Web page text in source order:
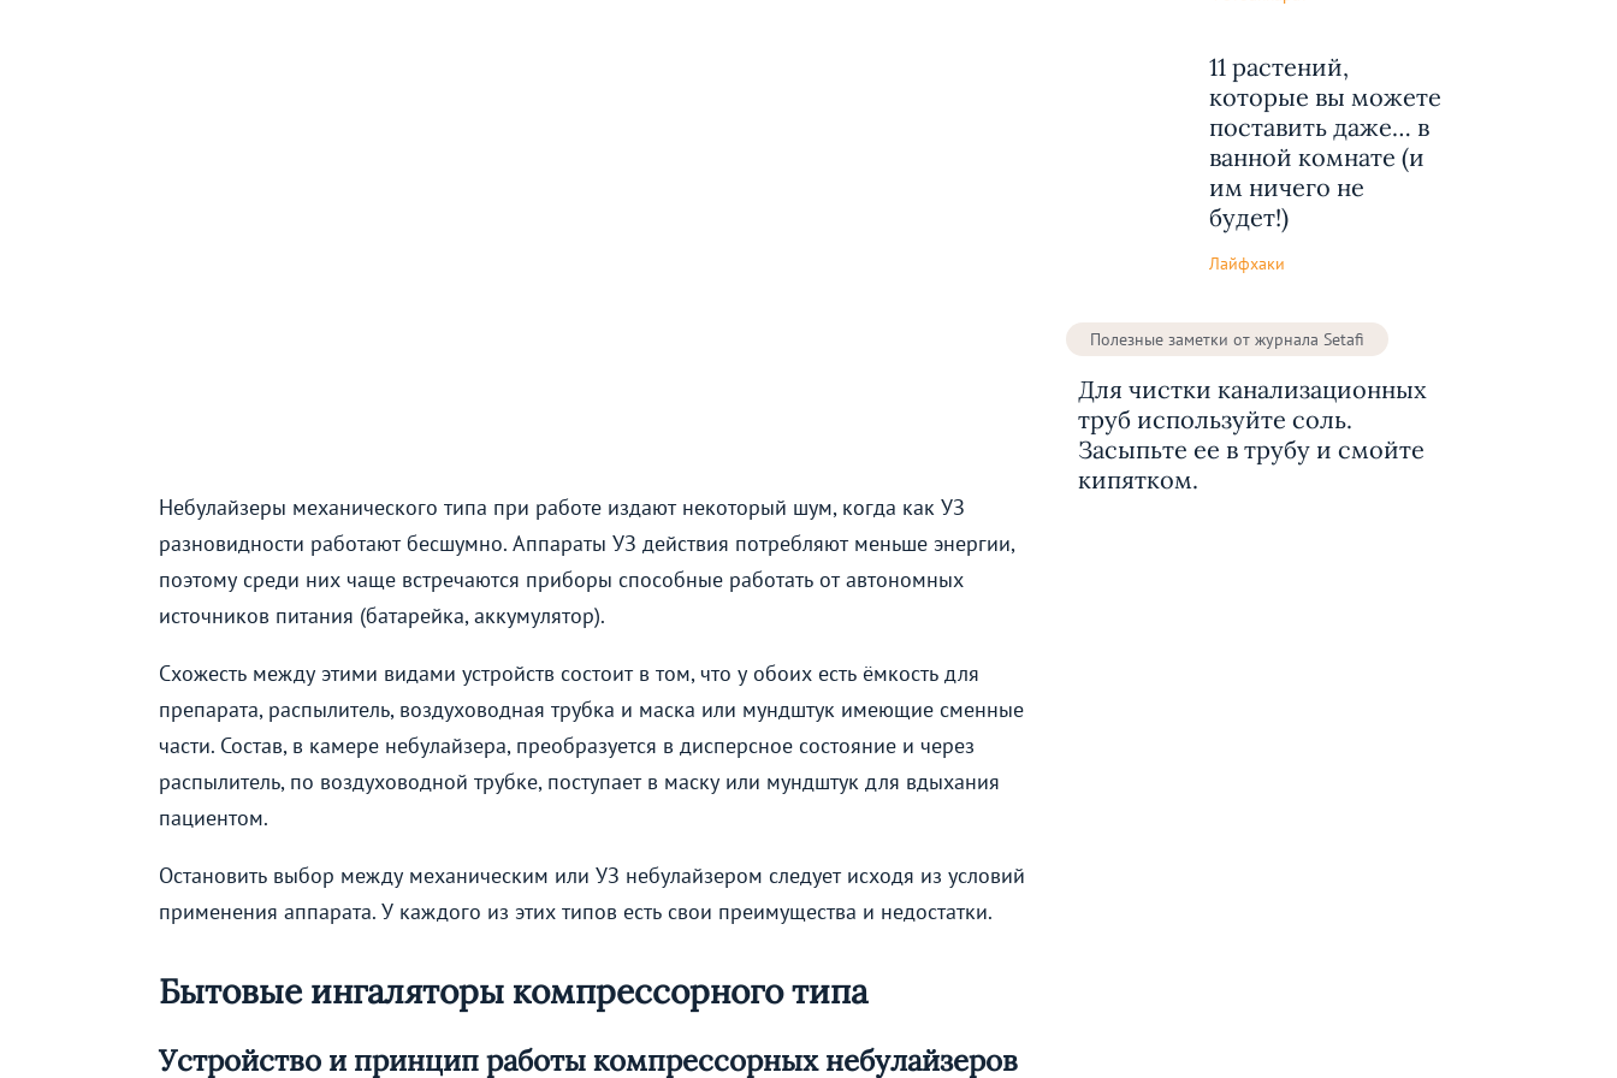
Небулайзеры механического типа при работе издают некоторый шум, когда как УЗ
разновидности работают бесшумно. Аппараты УЗ действия потребляют меньше энергии,
поэтому среди них чаще встречаются приборы способные работать от автономных
источников питания (батарейка, аккумулятор).
Схожесть между этими видами устройств состоит в том, что у обоих есть ёмкость для
препарата, распылитель, воздуховодная трубка и маска или мундштук имеющие сменные
части. Состав, в камере небулайзера, преобразуется в дисперсное состояние и через
распылитель, по воздуховодной трубке, поступает в маску или мундштук для вдыхания
пациентом.
Остановить выбор между механическим или УЗ небулайзером следует исходя из условий
применения аппарата. У каждого из этих типов есть свои преимущества и недостатки.
Бытовые ингаляторы компрессорного типа
Устройство и принцип работы компрессорных небулайзеров
11 растений,
которые вы можете
поставить даже… в
ванной комнате (и
им ничего не
будет!)
Лайфхаки
Полезные заметки от журнала Setafi